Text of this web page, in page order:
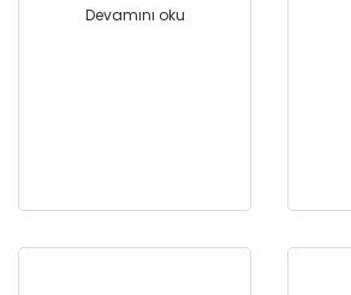
Devamını oku